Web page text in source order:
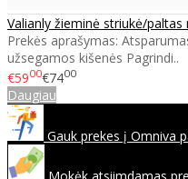
Valianly žieminė striukė/
Prekės aprašymas:
užsegamos kišenės Pagrindi..
€5900€7400
Daugiau
Gauk prekes į Omniva